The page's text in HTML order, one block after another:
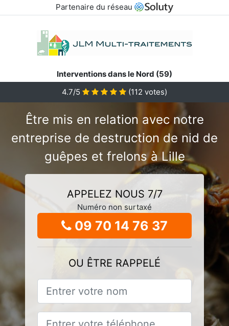
Partenaire du réseau
Interventions dans le Nord (59)
4.7/5
(112 votes)
Être mis en relation avec notre
entreprise de destruction de nid de
guêpes et frelons à Lille
APPELEZ NOUS 7/7
Numéro non surtaxé
09 70 14 76 37
OU ÊTRE RAPPELÉ